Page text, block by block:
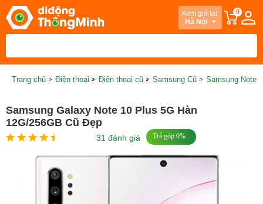
Xem giá tại:
Hà Nội
0
Trang chủ Điện thoại Điện thoại cũ Samsung Cũ Samsung Note
Samsung Galaxy Note 10 Plus 5G Hàn
12G/256GB Cũ Đẹp
31 đánh giá Trả góp 0%